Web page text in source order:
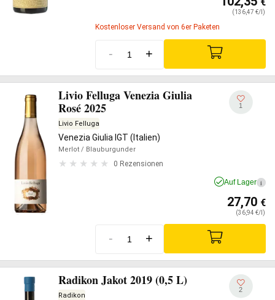
(136,47 €/l)
Kostenloser Versand von 6er Paketen
- +
Livio Felluga Venezia Giulia
Rosé 2025
Livio Felluga
Venezia Giulia IGT (Italien)
Merlot / Blauburgunder
0 Rezensionen
1
Auf Lager i
27,70 €
(36,94 €/l)
- +
Radikon Jakot 2019 (0,5 L)
Radikon
2